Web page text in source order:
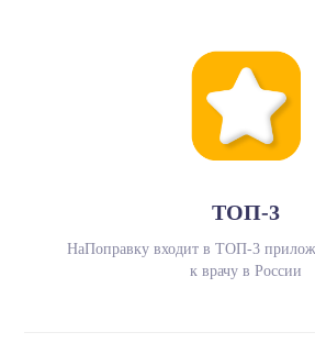
ТОП-3
НаПоправку входит в ТОП-3
к врачу в России